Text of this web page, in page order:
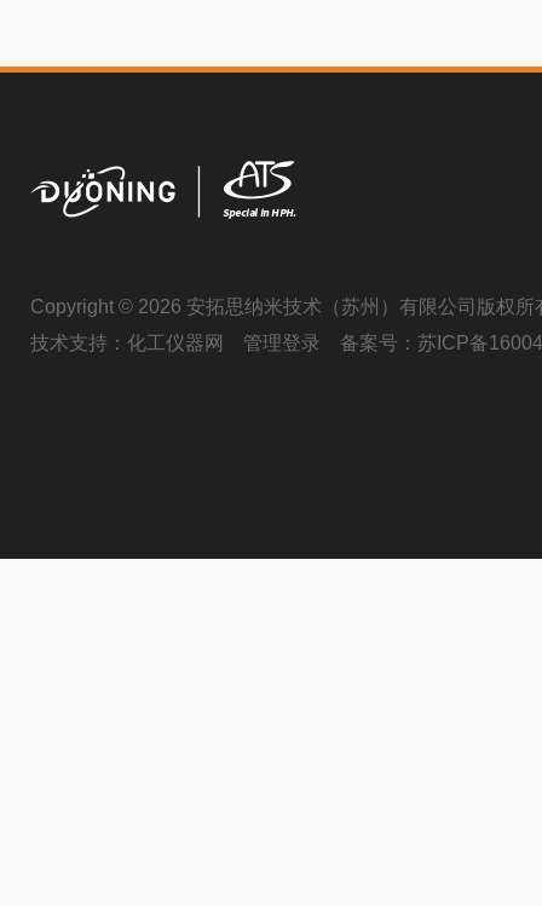
Copyright © 2026 安拓思纳米技术（苏州）有限公司版权所
技术支持： 化工仪器网 管理登录 备案号： 苏ICP备